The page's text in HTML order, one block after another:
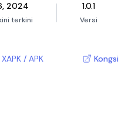
2024
terkini
1.0.1
Versi
/ APK Kongsi